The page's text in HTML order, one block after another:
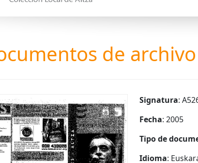
de archivo
Signatura:
Fecha: 2005
Tipo de
Idioma: